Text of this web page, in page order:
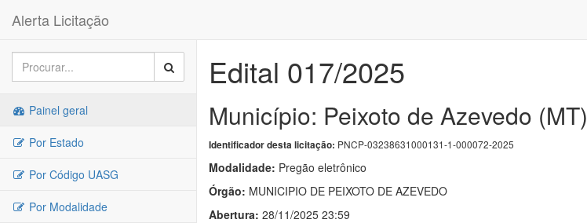
Alerta Licitação
Painel geral
Por Estado
Por Código UASG
Por Modalidade
Edital 017/2025
Município: Peixoto de Azevedo (MT)
Identificador desta licitação: PNCP-03238631000131-1-000072-2025
Modalidade: Pregão eletrônico
Órgão: MUNICIPIO DE PEIXOTO DE AZEVEDO
Abertura: 28/11/2025 23:59